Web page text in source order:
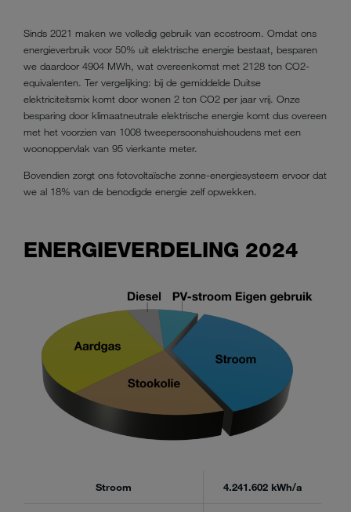
Sinds 2021 maken we volledig gebruik van ecostroom. Omdat ons
energieverbruik voor 50% uit elektrische energie bestaat, besparen
we daardoor 4904 MWh, wat overeenkomst met 2128 ton CO2-
equivalenten. Ter vergelijking: bij de gemiddelde Duitse
elektriciteitsmix komt door wonen 2 ton CO2 per jaar vrij. Onze
besparing door klimaatneutrale elektrische energie komt dus overeen
met het voorzien van 1008 tweepersoonshuishoudens met een
woonoppervlak van 95 vierkante meter.
Bovendien zorgt ons fotovoltaïsche zonne-energiesysteem ervoor dat
we al 18% van de benodigde energie zelf opwekken.
ENERGIEVERDELING 2024
Stroom 4.241.602 kWh/a